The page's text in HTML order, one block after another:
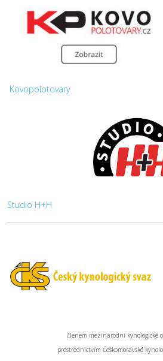
Kovopolotovary
Studio H+H
členem mezinárodní kynologické
prostřednictvím Českomoravské